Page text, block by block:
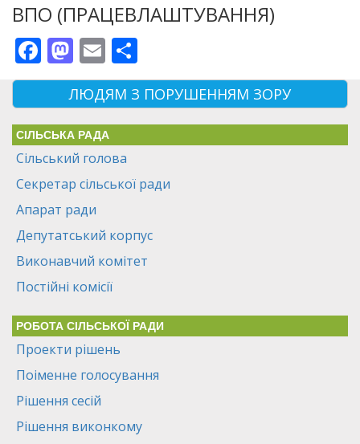
ВПО (ПРАЦЕВЛАШТУВАННЯ)
Facebook
Mastodon
Email
ЛЮДЯМ З ПОРУШЕННЯМ ЗОРУ
СІЛЬСЬКА РАДА
Сільський голова
Секретар сільської ради
Апарат ради
Депутатський корпус
Виконавчий комітет
Постійні комісії
РОБОТА СІЛЬСЬКОЇ РАДИ
Проекти рішень
Поіменне голосування
Рішення сесій
Рішення виконкому